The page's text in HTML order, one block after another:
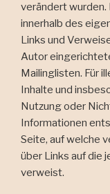
verändert wurden.
innerhalb des
Links und
Autor
Mailinglisten. Für
Inhalte und
Nutzung oder
Informationen
Seite, auf welche
über Links auf die
verweist.